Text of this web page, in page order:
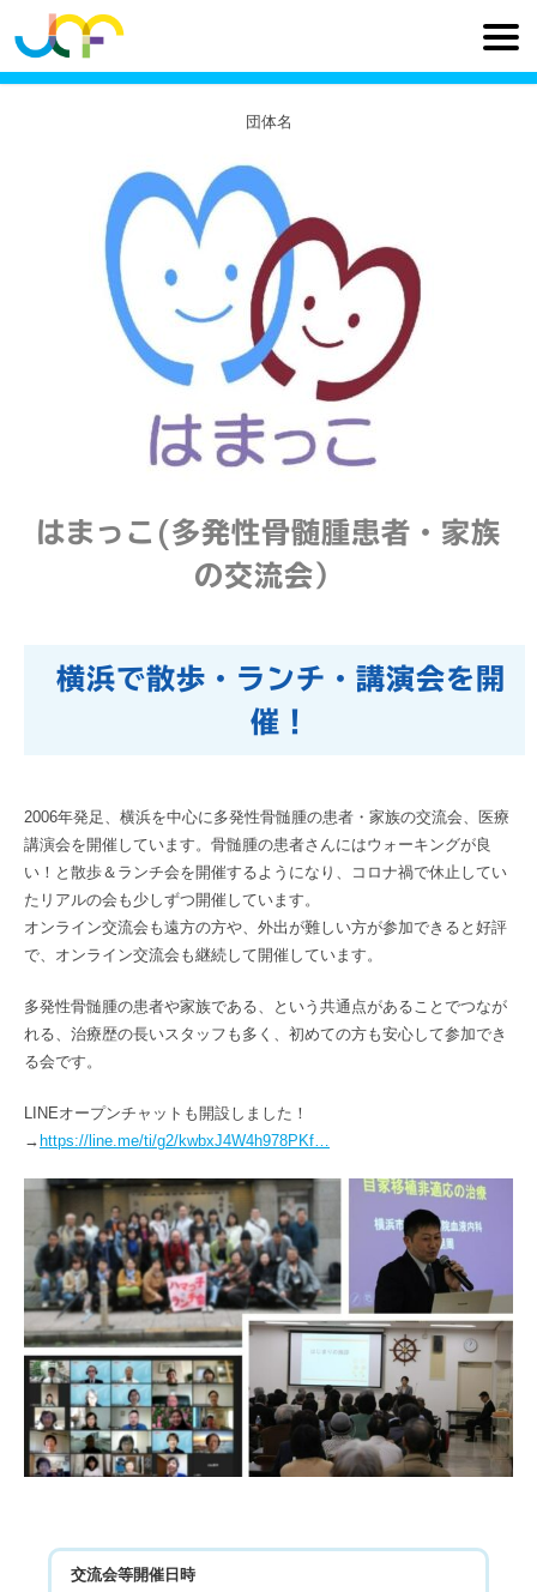
団体名
はまっこ(多発性骨髄腫患者・家族
の交流会）
横浜で散歩・ランチ・講演会を開
催！
2006年発足、横浜を中心に多発性骨髄腫の患者・家族の交流会、医療
講演会を開催しています。骨髄腫の患者さんにはウォーキングが良
い！と散歩＆ランチ会を開催するようになり、コロナ禍で休止してい
たリアルの会も少しずつ開催しています。
オンライン交流会も遠方の方や、外出が難しい方が参加できると好評
で、オンライン交流会も継続して開催しています。
多発性骨髄腫の患者や家族である、という共通点があることでつなが
れる、治療歴の長いスタッフも多く、初めての方も安心して参加でき
る会です。
LINEオープンチャットも開設しました！
→ https://line.me/ti/g2/kwbxJ4W4h978PKf…
交流会等開催日時